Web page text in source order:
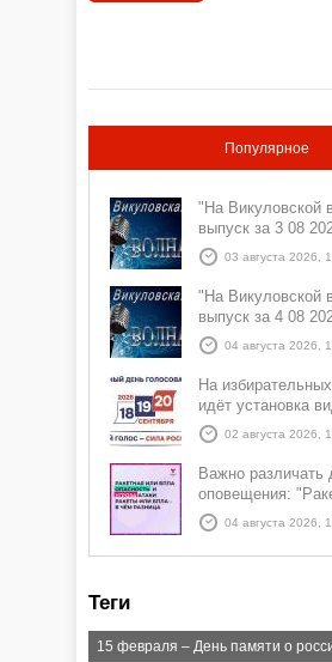
Викуловского округа?
Популярное
"На Викуловской
выпуск за 3 08
03 августа 2026,
"На Викуловской
выпуск за 4 08
04 августа 2026,
На
идёт установка
02 августа 2026,
Важно различать
оповещения:
БПЛА опасность"
атаки ракеты или
04 августа 2026,
Теги
15 февраля – День памяти о